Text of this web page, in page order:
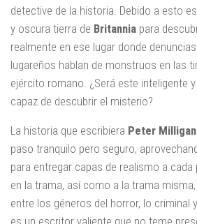
detective de la historia. Debido a esto
y oscura tierra de Britannia para
realmente en ese lugar donde
lugareños hablan de monstruos en las
ejército romano. ¿Será este inteligente
capaz de descubrir el misterio?
La historia que escribiera Peter Milligan
paso tranquilo pero seguro,
para entregar capas de realismo a
en la trama, así como a la trama
entre los géneros del horror, lo criminal